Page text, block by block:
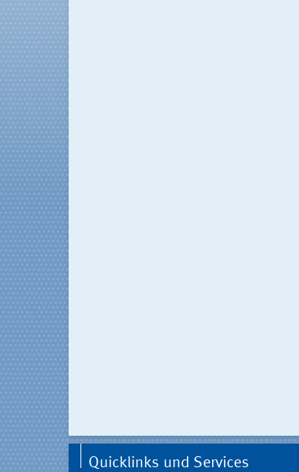
Quicklinks und Services